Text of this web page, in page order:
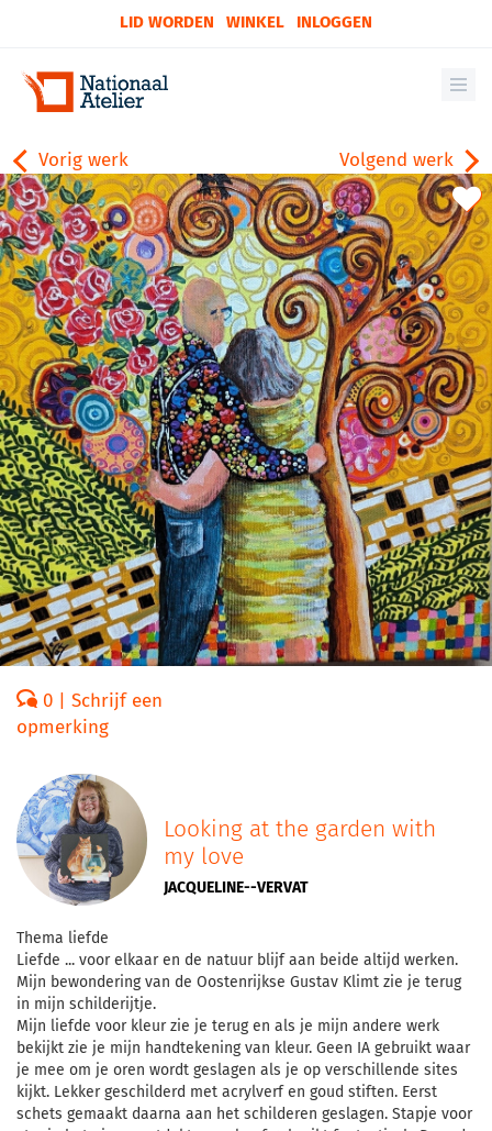
LID WORDEN WINKEL INLOGGEN
Volgend werk
Vorig werk
0 | Schrijf een
opmerking
Looking at the garden with
my love
JACQUELINE--VERVAT
Thema liefde
Liefde ... voor elkaar en de natuur blijf aan beide altijd werken.
Mijn bewondering van de Oostenrijkse Gustav Klimt zie je terug
in mijn schilderijtje.
Mijn liefde voor kleur zie je terug en als je mijn andere werk
bekijkt zie je mijn handtekening van kleur. Geen IA gebruikt waar
je mee om je oren wordt geslagen als je op verschillende sites
kijkt. Lekker geschilderd met acrylverf en goud stiften. Eerst
schets gemaakt daarna aan het schilderen geslagen. Stapje voor